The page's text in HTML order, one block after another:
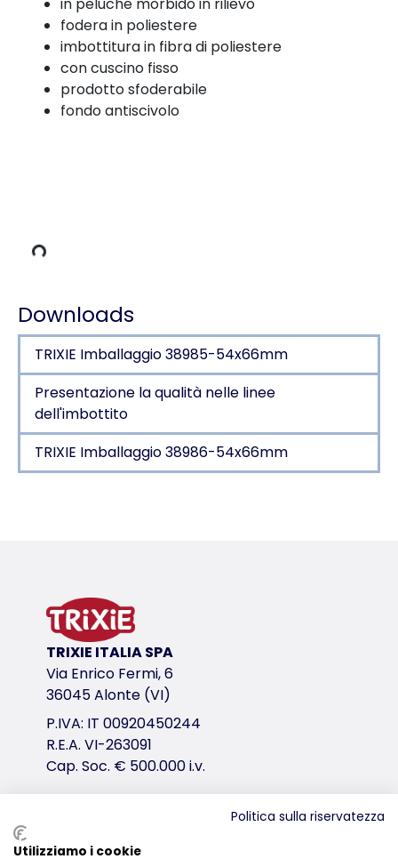
fodera in poliestere
imbottitura in fibra di poliestere
con cuscino fisso
prodotto sfoderabile
fondo antiscivolo
Downloads
TRIXIE Imballaggio 38985-54x66mm
Presentazione la qualità nelle linee
dell'imbottito
TRIXIE Imballaggio 38986-54x66mm
in peluche morbido in rilievo
fodera in poliestere
imbottitura in fibra di poliestere
con cuscino fisso
prodotto sfoderabile
fondo antiscivolo
variante di prodotto
variante di prodotto: numero unico del
Misure
ø 50 cm
Colore
TRIXIE ITALIA SPA
Via Enrico Fermi, 6
36045 Alonte (VI)
P.IVA: IT 00920450244
R.E.A. VI-263091
Cap. Soc. € 500.000 i.v.
Distribuzione
Politica sulla riservatezza
Utilizziamo i cookie